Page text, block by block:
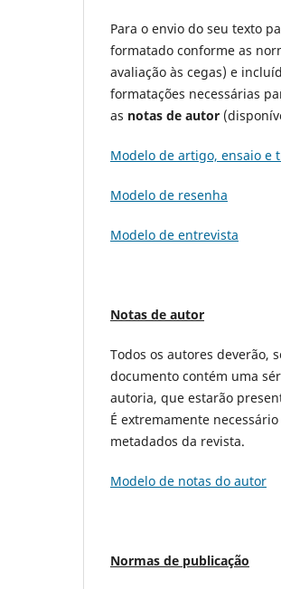
Para o envio do seu texto
formatado conforme as
avaliação às cegas) e
formatações necessárias
as notas de autor
Modelo de artigo, ensaio e
Modelo de resenha
Modelo de entrevista
Notas de autor
Todos os autores deverão,
documento contém uma
autoria, que estarão
É extremamente
metadados da revista.
Modelo de notas do autor
Normas de publicação